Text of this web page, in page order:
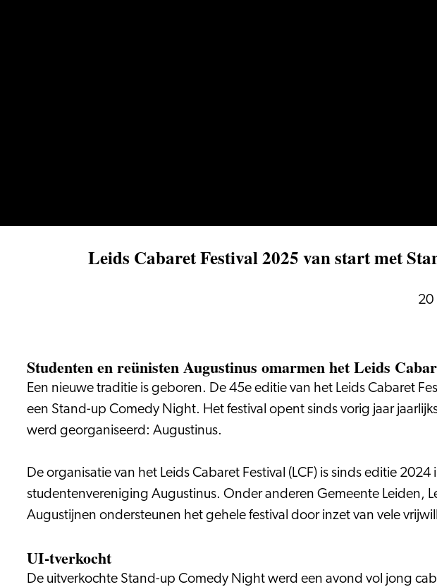
Leids Cabaret Festival 2025 van start met
20
Studenten en reünisten Augustinus omarmen het Leids
Een nieuwe traditie is geboren. De 45e editie van het Leids Cabaret
een Stand-up Comedy Night. Het festival opent sinds vorig jaar
werd georganiseerd: Augustinus.
De organisatie van het Leids Cabaret Festival (LCF) is sinds editie
studentenvereniging Augustinus. Onder anderen Gemeente Leiden,
Augustijnen ondersteunen het gehele festival door inzet van vele
UI-tverkocht
De uitverkochte Stand-up Comedy Night werd een avond vol jong